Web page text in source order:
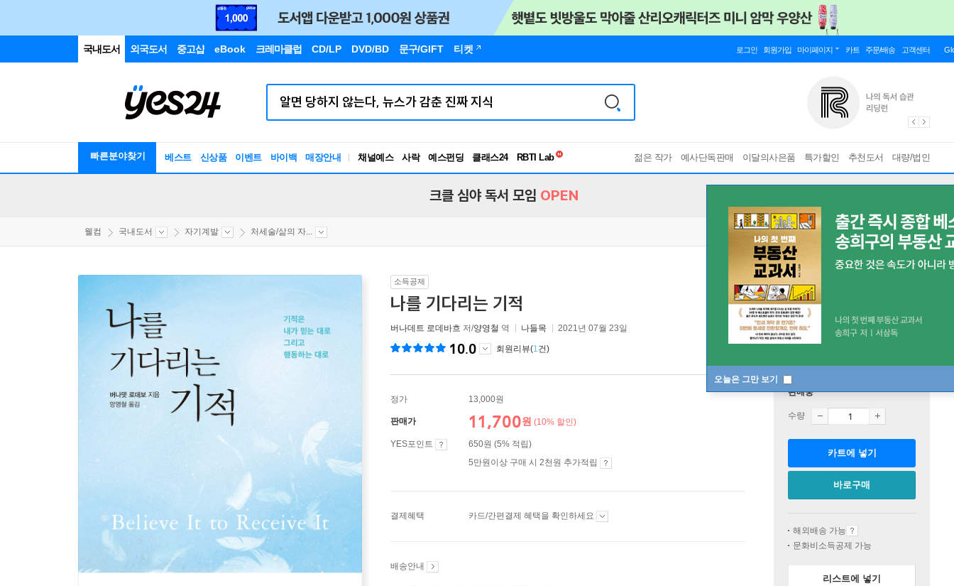
국내도서 외국도서 중고샵 eBook 크레마클럽 CD/LP DVD/BD 문구/GIFT 티켓 로그인 회원가입 마이페이지 카트 주문/배송 고객센터
빠른분야찾기 베스트 신상품 이벤트 바이백 매장안내 채널예스 사락 예스펀딩 클래스24
독서유형검사
젊은 작가 예사단독판매 이달의사은품 특가할인 추천도서 대량/법인
오늘은 그만 보기
크클 심야 독서 모임 OPEN
웰컴 국내도서 자기계발 처세술/삶의 자...
소득공제
나를 기다리는 기적
버나데트 로데바흐 저/양영철 역 나들목 2021년 07월 23일
10.0 회원리뷰(1건)
정가 13,000원
판매가 11,700원 (10% 할인)
YES포인트
650원 (5% 적립)
5만원이상 구매 시 2천원 추가적립
결제혜택 카드/간편결제 혜택을 확인하세요
배송안내
판매중
수량
카트에 넣기
바로구매
해외배송 가능
문화비소득공제 가능
리스트에 넣기